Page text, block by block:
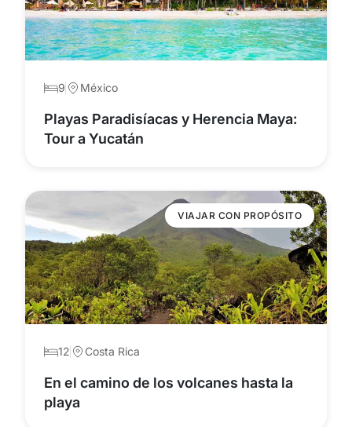
9 México
Playas Paradisíacas y Herencia Maya:
Tour a Yucatán
VIAJAR CON PROPÓSITO
12 Costa Rica
En el camino de los volcanes hasta la
playa